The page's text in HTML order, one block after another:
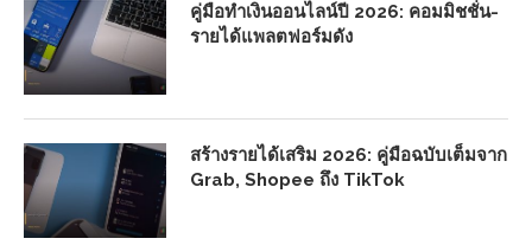
คู่มือทำเงินออนไลน์ปี 2026: คอมมิชชั่น-
รายได้แพลตฟอร์มดัง
สร้างรายได้เสริม 2026: คู่มือฉบับเต็มจาก
Grab, Shopee ถึง TikTok